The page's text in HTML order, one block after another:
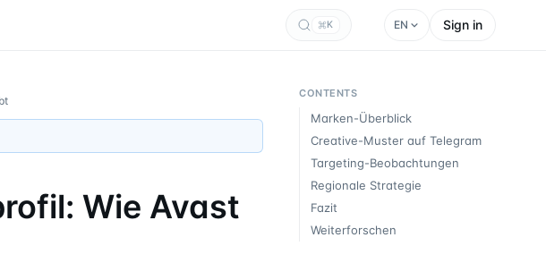
K EN Sign in
Wie Avast
CONTENTS
Marken-Überblick
Creative-Muster auf Telegram
Targeting-Beobachtungen
Regionale Strategie
Fazit
Weiterforschen